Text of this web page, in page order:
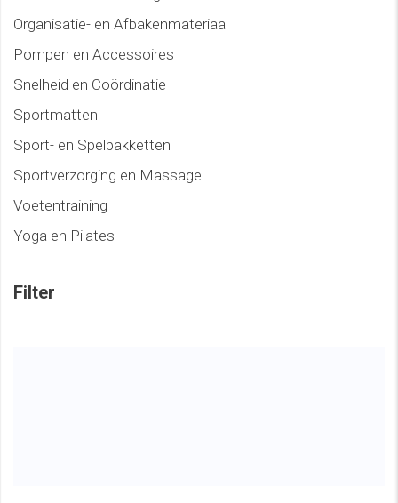
Organisatie- en Afbakenmateriaal
Pompen en Accessoires
Snelheid en Coördinatie
Sportmatten
Sport- en Spelpakketten
Sportverzorging en Massage
Voetentraining
Yoga en Pilates
Filter